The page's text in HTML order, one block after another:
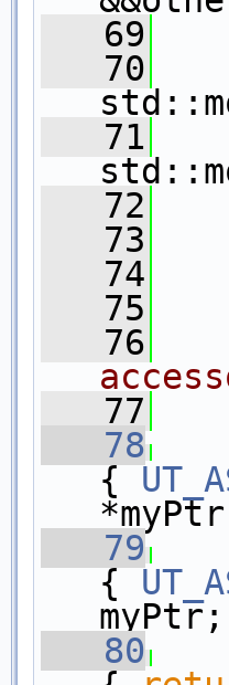
   69
   70
   71
   72
   73
   74
   75
   76
   77
   78
{
   79
{
   80